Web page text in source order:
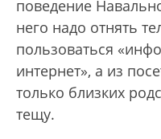
поведение
него надо отнять
пользоваться
интернет», а из
только близких
тещу.